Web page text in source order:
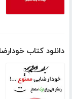
دانلود کتاب